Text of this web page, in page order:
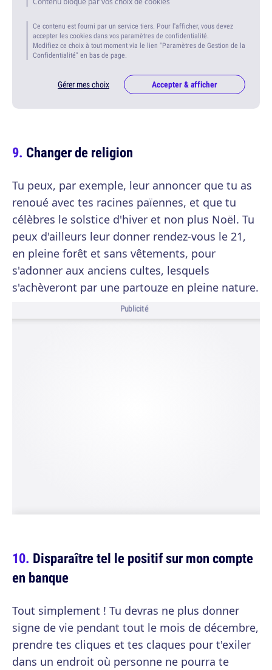
Ce contenu est fourni par un service tiers. Pour l'afficher, vous devez
accepter les cookies dans vos paramètres de confidentialité.
Modifiez ce choix à tout moment via le lien "Paramètres de Gestion de la
Confidentialité" en bas de page.
Gérer mes choix Accepter & afficher
Changer de religion
Tu peux, par exemple, leur annoncer que tu as
renoué avec tes racines païennes, et que tu
célèbres le solstice d'hiver et non plus Noël. Tu
peux d'ailleurs leur donner rendez-vous le 21,
en pleine forêt et sans vêtements, pour
s'adonner aux anciens cultes, lesquels
s'achèveront par une partouze en pleine nature.
Publicité
Disparaître tel le positif sur mon compte
en banque
Tout simplement ! Tu devras ne plus donner
signe de vie pendant tout le mois de décembre,
prendre tes cliques et tes claques pour t'exiler
dans un endroit où personne ne pourra te